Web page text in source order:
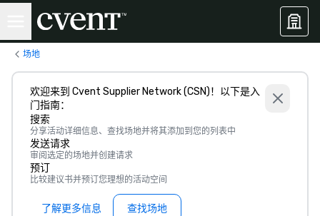
场地
欢迎来到 Cvent Supplier Network (CSN)！以下是入
门指南：
搜索
分享活动详细信息、查找场地并将其添加到您的列表中
发送请求
审阅选定的场地并创建请求
预订
比较建议书并预订您理想的活动空间
了解更多信息 查找场地